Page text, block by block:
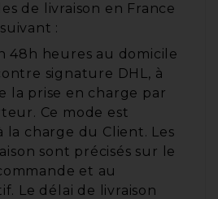
de livraison en France
:
48h heures au domicile
signature DHL, à
la prise en charge par
Ce mode est
la charge du Client. Les
sont précisés sur le
et au
Le délai de livraison